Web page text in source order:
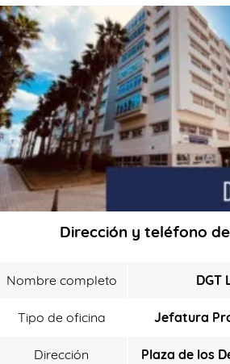
Dirección y teléfono
Nombre completo DGT
Tipo de oficina Jefatura
Dirección Plaza de los